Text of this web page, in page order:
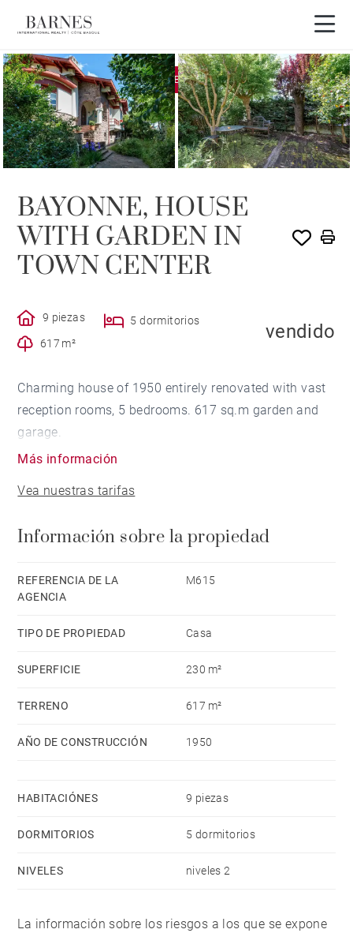
EXCLUSIVIDAD VENDIDO POR BARNES
BAYONNE, HOUSE
WITH GARDEN IN
TOWN CENTER
9 piezas
5 dormitorios
617 m²
vendido
Charming house of 1950 entirely renovated with vast
reception rooms, 5 bedrooms. 617 sq.m garden and
garage.
Más información
Vea nuestras tarifas
Información sobre la propiedad
REFERENCIA DE LA
AGENCIA
M615
TIPO DE PROPIEDAD Casa
SUPERFICIE 230 m²
TERRENO 617 m²
AÑO DE CONSTRUCCIÓN 1950
HABITACIÓNES 9 piezas
DORMITORIOS 5 dormitorios
NIVELES niveles 2
La información sobre los riesgos a los que se expone